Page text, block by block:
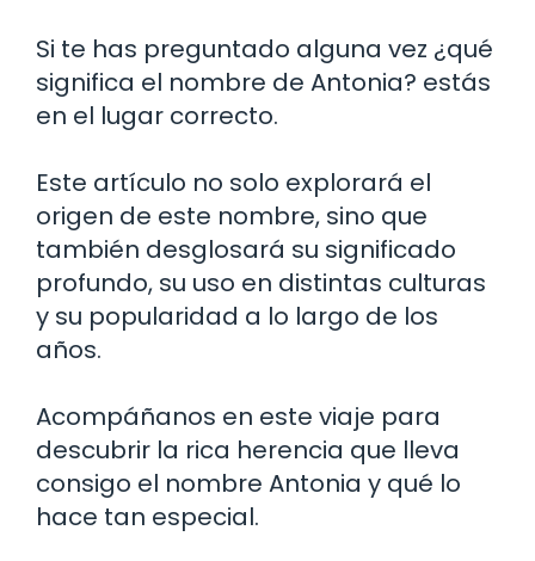
Si te has preguntado alguna vez ¿qué
significa el nombre de Antonia? estás
en el lugar correcto.
Este artículo no solo explorará el
origen de este nombre, sino que
también desglosará su significado
profundo, su uso en distintas culturas
y su popularidad a lo largo de los
años.
Acompáñanos en este viaje para
descubrir la rica herencia que lleva
consigo el nombre Antonia y qué lo
hace tan especial.